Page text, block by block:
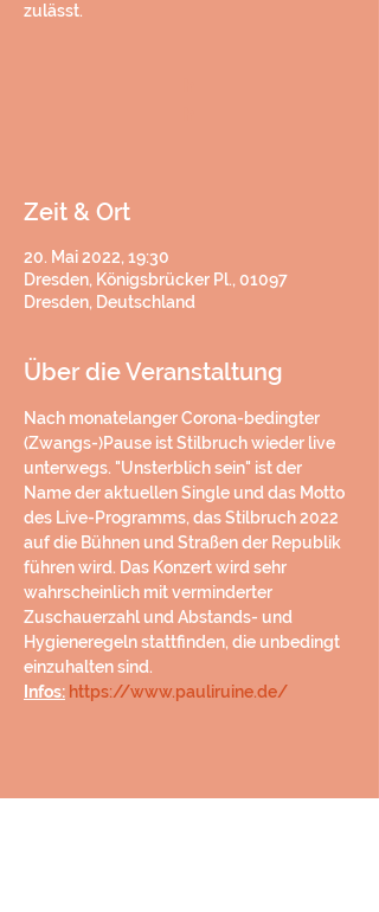
zulässt.
Zeit & Ort
20. Mai 2022, 19:30
Dresden, Königsbrücker Pl., 01097
Dresden, Deutschland
Über die Veranstaltung
Nach monatelanger Corona-bedingter
(Zwangs-)Pause ist Stilbruch wieder live
unterwegs. "Unsterblich sein" ist der
Name der aktuellen Single und das Motto
des Live-Programms, das Stilbruch 2022
auf die Bühnen und Straßen der Republik
führen wird. Das Konzert wird sehr
wahrscheinlich mit verminderter
Zuschauerzahl und Abstands- und
Hygieneregeln stattfinden, die unbedingt
einzuhalten sind.
Infos: https://www.pauliruine.de/